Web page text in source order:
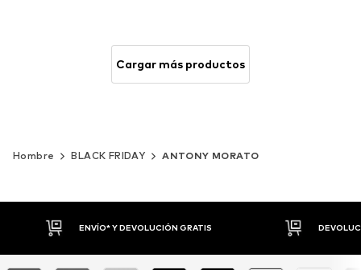
Cargar más productos
Hombre BLACK FRIDAY ANTONY MORATO
DEVOLUCIONES HASTA 30 DÍAS